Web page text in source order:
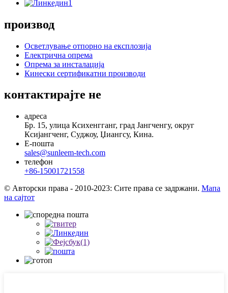
производ
Осветлување отпорно на експлозија
Електрична опрема
Опрема за инсталација
Кинески сертификатни производи
контактирајте не
адреса
Бр. 15, улица Ксихенгганг, град Јангченгу, округ
Ксијангченг, Суджоу, Џиангсу, Кина.
Е-пошта
sales@sunleem-tech.com
телефон
+86-15001721558
© Авторски права - 2010-2023: Сите права се задржани. Мапа
на сајтот